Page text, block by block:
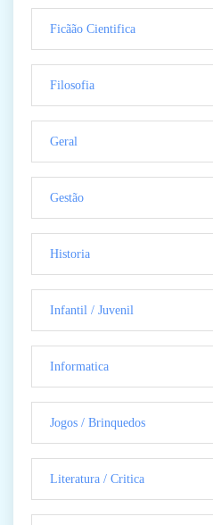
Ficãão Cientifica
Filosofia
Geral
Gestão
Historia
Infantil / Juvenil
Informatica
Jogos / Brinquedos
Literatura / Critica